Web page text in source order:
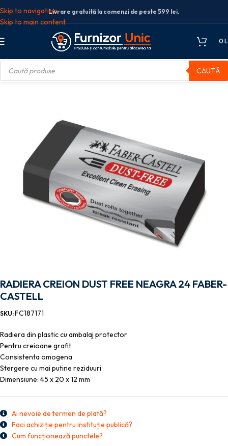
Skip to navigation
Skip to main content
Livrare gratuită la comenzi de peste 599 lei.
0
CAUTĂ
creion
RADIERA CREION DUST FREE NEAGRA 24 FABER-
CASTELL
SKU:FC187171
Radiera din plastic cu ambalaj protector
Pentru creioane grafit
Consistenta omogena
Stergere cu mai putine reziduuri
Dimensiune: 45 x 20 x 12 mm
Ai nevoie de termen de plată?
Faci achiziție pentru instituție publică?
Cum funcționează punctele?